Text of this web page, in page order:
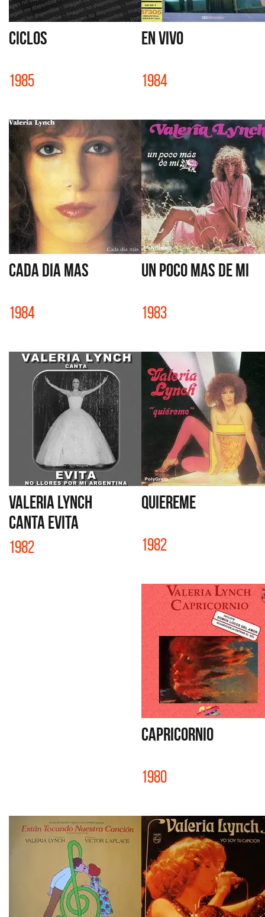
CICLOS
1985
EN VIVO
1984
CADA DIA MAS
1984
UN POCO MAS DE MI
1983
VALERIA LYNCH
CANTA EVITA
1982
QUIEREME
1982
CAPRICORNIO
1980